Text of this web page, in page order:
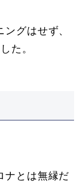
グはせず、
た。
ナとは無縁だ